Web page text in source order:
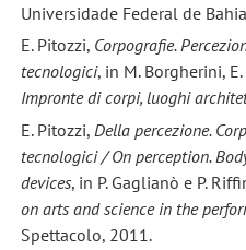
Universidade Federal de
E. Pitozzi, Corpografie.
tecnologici, in M. Borgherini,
Impronte di corpi, luoghi
E. Pitozzi, Della percezione.
tecnologici / On perception.
devices, in P. Gaglianò e P.
on arts and science in the
Spettacolo, 2011.